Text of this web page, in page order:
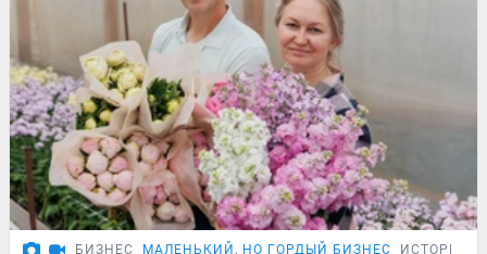
БИЗНЕС МАЛЕНЬКИЙ, НО ГОРДЫЙ БИЗНЕС ИСТОРИИ